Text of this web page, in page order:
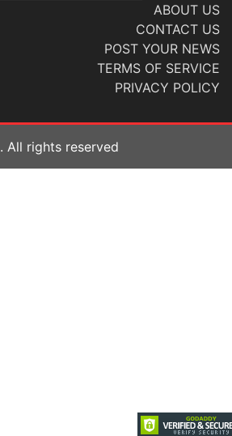
ABOUT US
CONTACT US
POST YOUR NEWS
TERMS OF SERVICE
PRIVACY POLICY
. All rights reserved